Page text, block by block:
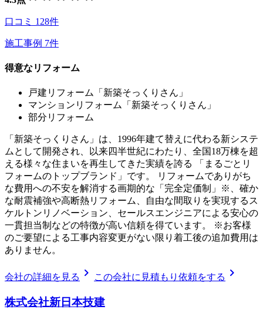
口コミ 128件
施工事例 7件
得意なリフォーム
戸建リフォーム「新築そっくりさん」
マンションリフォーム「新築そっくりさん」
部分リフォーム
「新築そっくりさん」は、1996年建て替えに代わる新システ
ムとして開発され、以来四半世紀にわたり、全国18万棟を超
える様々な住まいを再生してきた実績を誇る 「まるごとリ
フォームのトップブランド」です。 リフォームでありがち
な費用への不安を解消する画期的な「完全定価制」※、確か
な耐震補強や高断熱リフォーム、自由な間取りを実現するス
ケルトンリノベーション、セールスエンジニアによる安心の
一貫担当制などの特徴が高い信頼を得ています。 ※お客様
のご要望による工事内容変更がない限り着工後の追加費用は
ありません。
会社の詳細を見る chevron_right この会社に見積もり依頼をする chevron_right
株式会社新日本技建